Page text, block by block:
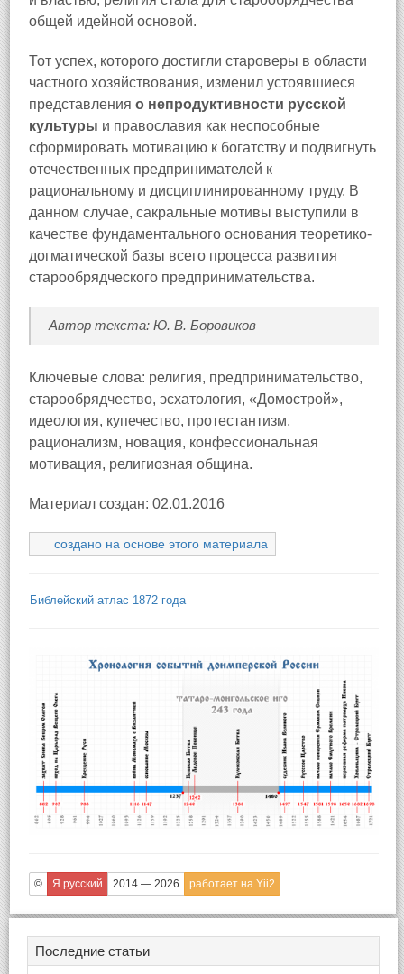
общей идейной основой.
Тот успех, которого достигли староверы в области
частного хозяйствования, изменил устоявшиеся
представления о непродуктивности русской
культуры и православия как неспособные
сформировать мотивацию к богатству и подвигнуть
отечественных предпринимателей к
рациональному и дисциплинированному труду. В
данном случае, сакральные мотивы выступили в
качестве фундаментального основания теоретико-
догматической базы всего процесса развития
старообрядческого предпринимательства.
Автор текста: Ю. В. Боровиков
Ключевые слова: религия, предпринимательство,
старообрядчество, эсхатология, «Домострой»,
идеология, купечество, протестантизм,
рационализм, новация, конфессиональная
мотивация, религиозная община.
Материал создан: 02.01.2016
создано на основе этого материала
Библейский атлас 1872 года
© Я русский 2014 — 2026 работает на Yii2
Последние статьи